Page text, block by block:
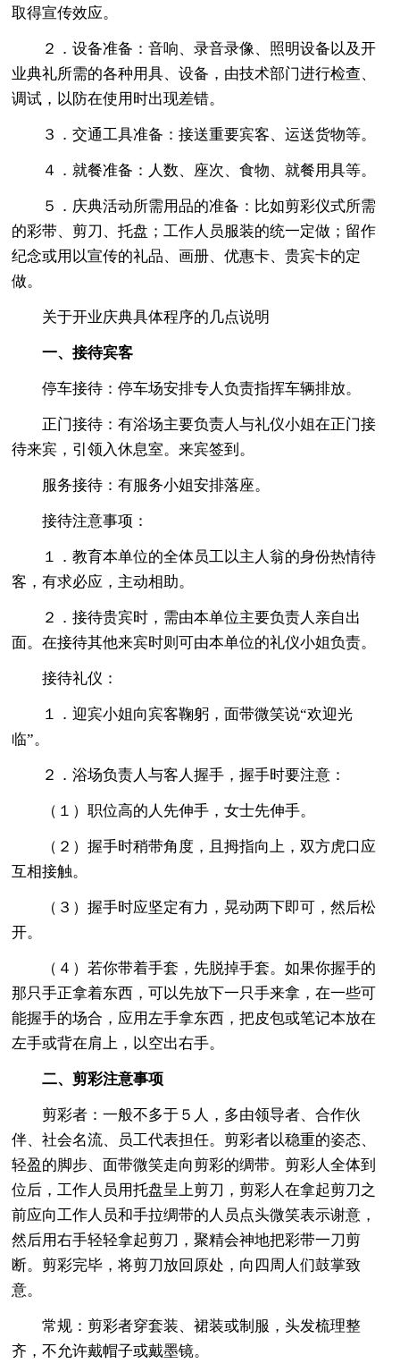
取得宣传效应。
２．设备准备：音响、录音录像、照明设备以及开
业典礼所需的各种用具、设备，由技术部门进行检查、
调试，以防在使用时出现差错。
３．交通工具准备：接送重要宾客、运送货物等。
４．就餐准备：人数、座次、食物、就餐用具等。
５．庆典活动所需用品的准备：比如剪彩仪式所需
的彩带、剪刀、托盘；工作人员服装的统一定做；留作
纪念或用以宣传的礼品、画册、优惠卡、贵宾卡的定
做。
关于开业庆典具体程序的几点说明
一、接待宾客
停车接待：停车场安排专人负责指挥车辆排放。
正门接待：有浴场主要负责人与礼仪小姐在正门接
待来宾，引领入休息室。来宾签到。
服务接待：有服务小姐安排落座。
接待注意事项：
１．教育本单位的全体员工以主人翁的身份热情待
客，有求必应，主动相助。
２．接待贵宾时，需由本单位主要负责人亲自出
面。在接待其他来宾时则可由本单位的礼仪小姐负责。
接待礼仪：
１．迎宾小姐向宾客鞠躬，面带微笑说“欢迎光
临”。
２．浴场负责人与客人握手，握手时要注意：
（１）职位高的人先伸手，女士先伸手。
（２）握手时稍带角度，且拇指向上，双方虎口应
互相接触。
（３）握手时应坚定有力，晃动两下即可，然后松
开。
（４）若你带着手套，先脱掉手套。如果你握手的
那只手正拿着东西，可以先放下一只手来拿，在一些可
能握手的场合，应用左手拿东西，把皮包或笔记本放在
左手或背在肩上，以空出右手。
二、剪彩注意事项
剪彩者：一般不多于５人，多由领导者、合作伙
伴、社会名流、员工代表担任。剪彩者以稳重的姿态、
轻盈的脚步、面带微笑走向剪彩的绸带。剪彩人全体到
位后，工作人员用托盘呈上剪刀，剪彩人在拿起剪刀之
前应向工作人员和手拉绸带的人员点头微笑表示谢意，
然后用右手轻轻拿起剪刀，聚精会神地把彩带一刀剪
断。剪彩完毕，将剪刀放回原处，向四周人们鼓掌致
意。
常规：剪彩者穿套装、裙装或制服，头发梳理整
齐，不允许戴帽子或戴墨镜。